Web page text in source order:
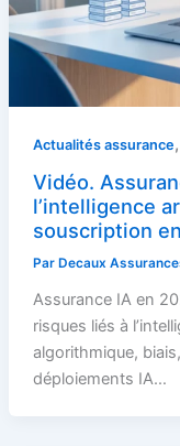
Actualités assurance,
Vidéo.
l’intelligence
souscription
Par Decaux
Assurance IA en
risques liés à
algorithmique,
déploiements IA…